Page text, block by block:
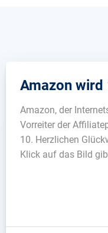
Amazon wird
Amazon, der
Vorreiter der
10. Herzlichen
Klick auf das Bild